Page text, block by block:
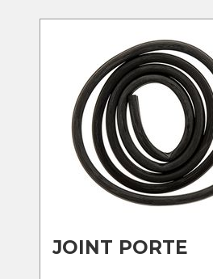
JOINT PORTE